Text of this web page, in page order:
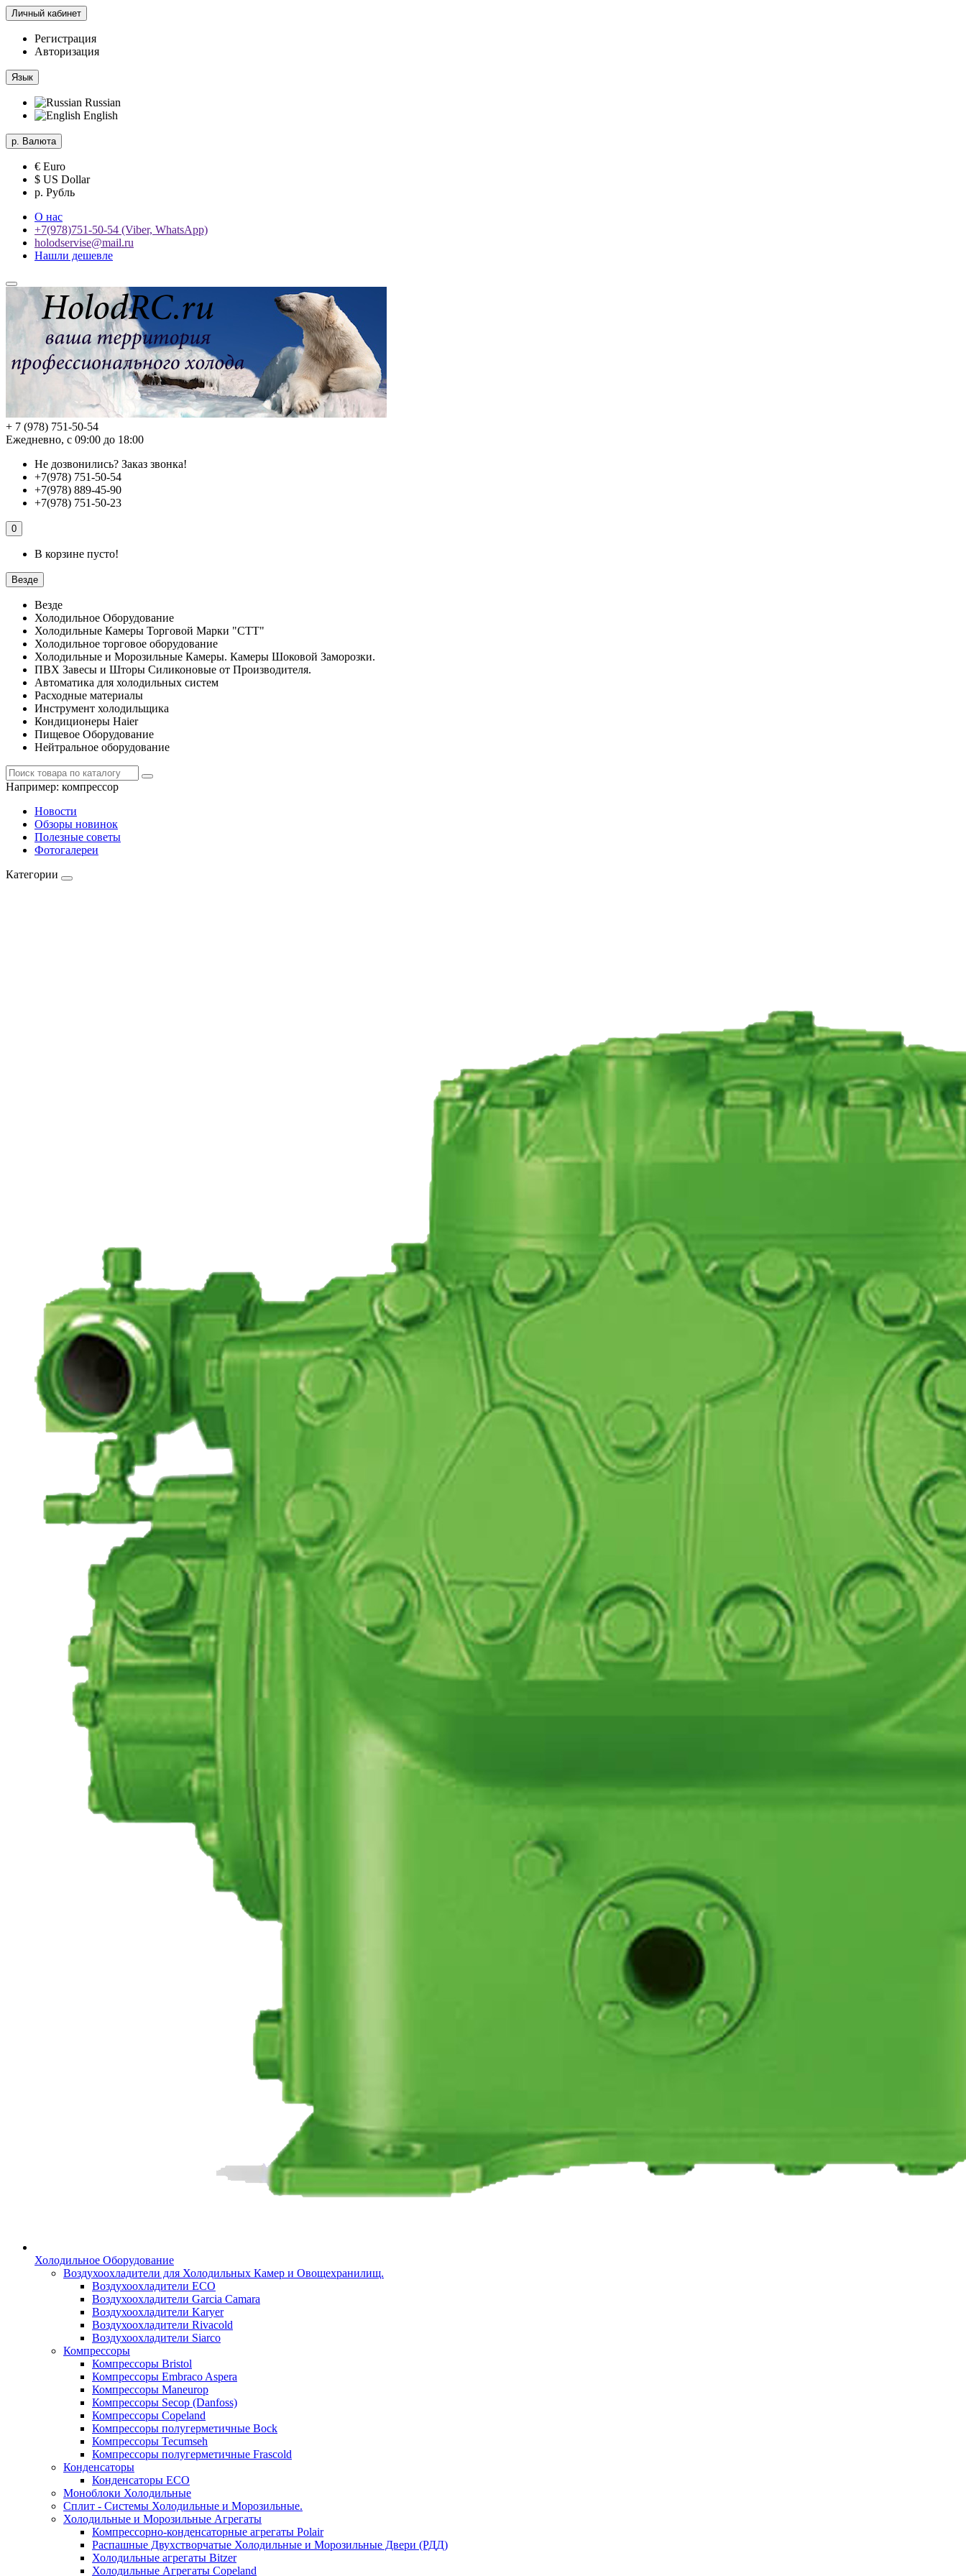
Личный кабинет
Регистрация
Авторизация
Язык
Russian
English
р. Валюта
€ Euro
$ US Dollar
р. Рубль
О нас
+7(978)751-50-54 (Viber, WhatsApp)
holodservise@mail.ru
Нашли дешевле
+ 7 (978) 751-50-54
Ежедневно, с 09:00 до 18:00
Не дозвонились? Заказ звонка!
+7(978) 751-50-54
+7(978) 889-45-90
+7(978) 751-50-23
0
В корзине пусто!
Везде
Везде
Холодильное Оборудование
Холодильные Камеры Торговой Марки "СТТ"
Холодильное торговое оборудование
Холодильные и Морозильные Камеры. Камеры Шоковой Заморозки.
ПВХ Завесы и Шторы Силиконовые от Производителя.
Автоматика для холодильных систем
Расходные материалы
Инструмент холодильщика
Кондиционеры Haier
Пищевое Оборудование
Нейтральное оборудование
Например: компрессор
Новости
Обзоры новинок
Полезные советы
Фотогалереи
Категории
Холодильное Оборудование
Воздухоохладители для Холодильных Камер и Овощехранилищ.
Воздухоохладители ECO
Воздухоохладители Garcia Camara
Воздухоохладители Karyer
Воздухоохладители Rivacold
Воздухоохладители Siarco
Компрессоры
Компрессоры Bristol
Компрессоры Embraco Aspera
Компрессоры Maneurop
Компрессоры Secop (Danfoss)
Компрессоры Copeland
Компрессоры полугерметичные Bock
Компрессоры Tecumseh
Компрессоры полугерметичные Frascold
Конденсаторы
Конденсаторы ECO
Моноблоки Холодильные
Сплит - Системы Холодильные и Морозильные.
Холодильные и Морозильные Агрегаты
Компрессорно-конденсаторные агрегаты Polair
Распашные Двухстворчатые Холодильные и Морозильные Двери (РДД)
Холодильные агрегаты Bitzer
Холодильные Агрегаты Copeland